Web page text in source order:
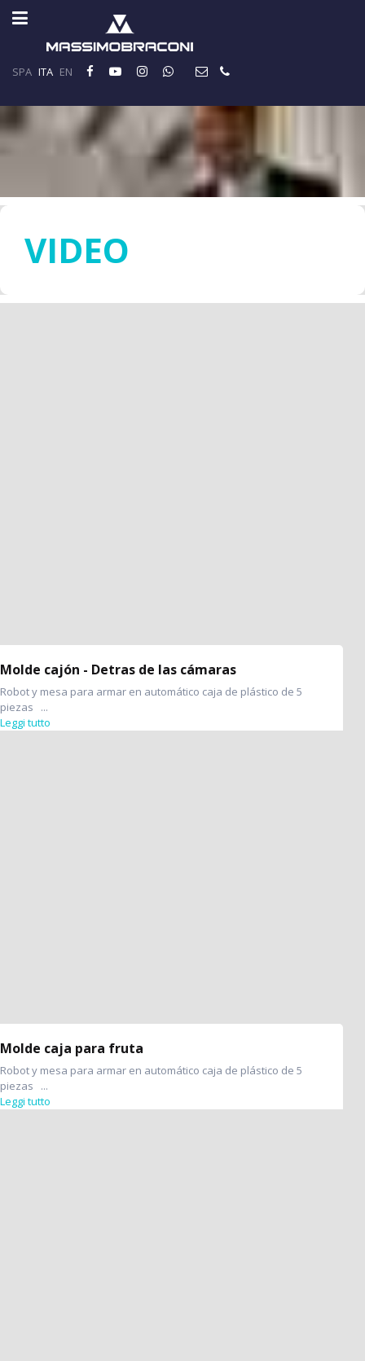
SPA ITA EN
VIDEO
Molde cajón - Detras de las cámaras
Robot y mesa para armar en automático caja de plástico de 5
piezas ...
Leggi tutto
Molde caja para fruta
Robot y mesa para armar en automático caja de plástico de 5
piezas ...
Leggi tutto